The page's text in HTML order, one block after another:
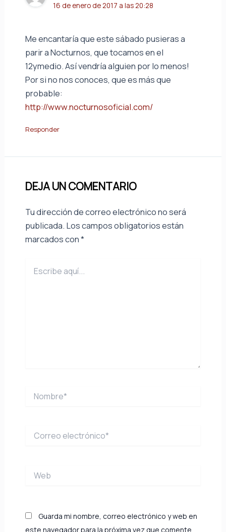
16 de enero de 2017 a las 20:28
Me encantaría que este sábado pusieras a
parir a Nocturnos, que tocamos en el
12ymedio. Así vendría alguien por lo menos!
Por si no nos conoces, que es más que
probable:
http://www.nocturnosoficial.com/
Responder
DEJA UN COMENTARIO
Tu dirección de correo electrónico no será
publicada. Los campos obligatorios están
marcados con*
aquí...
electrónico*
Guarda mi nombre, correo electrónico y web en
este navegador para la próxima vez que comente.